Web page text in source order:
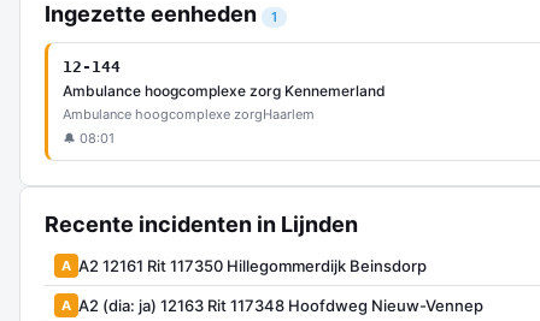
Ingezette eenheden 1
12-144
Ambulance hoogcomplexe zorg Kennemerland
Ambulance hoogcomplexe zorgHaarlem
🔔 08:01
Recente incidenten in Lijnden
A A2 12161 Rit 117350 Hillegommerdijk Beinsdorp
A A2 (dia: ja) 12163 Rit 117348 Hoofdweg Nieuw-Vennep